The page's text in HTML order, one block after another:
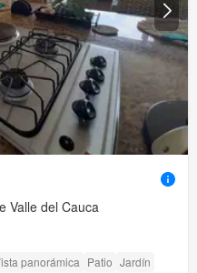
Valle del Cauca
panorámica Patio Jardín